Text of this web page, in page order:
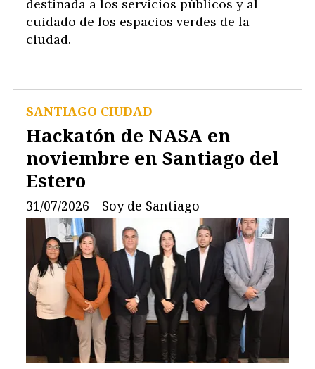
destinada a los servicios públicos y al
cuidado de los espacios verdes de la
ciudad.
Hackatón de NASA en
noviembre en Santiago del
Estero
Soy de Santiago
SANTIAGO CIUDAD
31/07/2026